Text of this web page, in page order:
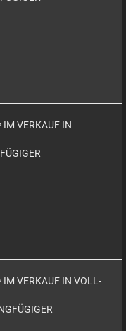
IM VERKAUF IN
IM VERKAUF IN VOLL-